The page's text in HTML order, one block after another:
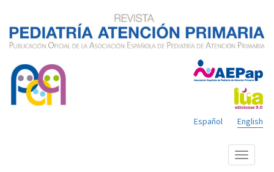
English
Español
Show
menu